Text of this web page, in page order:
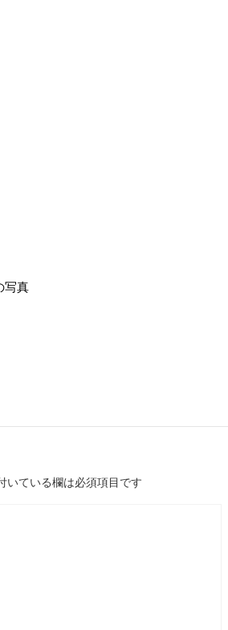
写真
いている欄は必須項目です